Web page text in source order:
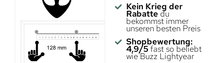
Kein Krieg der
Rabatte du
bekommst immer
unseren besten Preis
Shopbewertung:
4,9/5fast so beliebt
wie Buzz Lightyear